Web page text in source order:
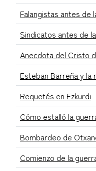
Falangistas antes de
Sindicatos antes de
Anecdota del Cristo
Esteban Barreña y la
Requetés en Ezkurdi
Cómo estalló la
Bombardeo de
Comienzo de la